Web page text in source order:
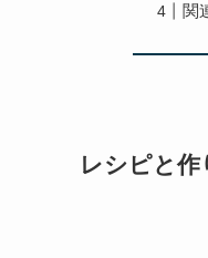
関
レシピと作